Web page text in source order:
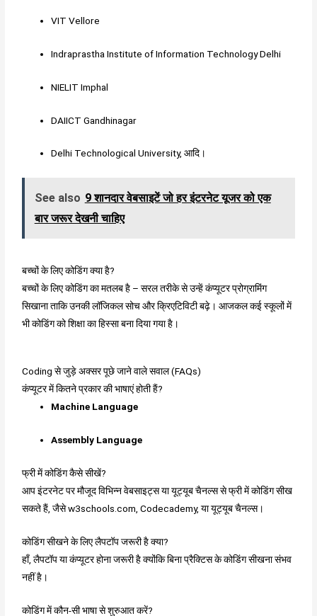
VIT Vellore
Indraprastha Institute of Information Technology Delhi
NIELIT Imphal
DAIICT Gandhinagar
Delhi Technological University, आदि।
See also 9 शानदार वेबसाइटें जो हर इंटरनेट यूजर को एक
बार जरूर देखनी चाहिए
बच्चों के लिए कोडिंग क्या है?
बच्चों के लिए कोडिंग का मतलब है – सरल तरीके से उन्हें कंप्यूटर प्रोग्रामिंग
सिखाना ताकि उनकी लॉजिकल सोच और क्रिएटिविटी बढ़े। आजकल कई स्कूलों में
भी कोडिंग को शिक्षा का हिस्सा बना दिया गया है।
Coding से जुड़े अक्सर पूछे जाने वाले सवाल (FAQs)
कंप्यूटर में कितने प्रकार की भाषाएं होती हैं?
Machine Language
Assembly Language
फ्री में कोडिंग कैसे सीखें?
आप इंटरनेट पर मौजूद विभिन्न वेबसाइट्स या यूट्यूब चैनल्स से फ्री में कोडिंग सीख
सकते हैं, जैसे w3schools.com, Codecademy, या यूट्यूब चैनल्स।
कोडिंग सीखने के लिए लैपटॉप जरूरी है क्या?
हाँ, लैपटॉप या कंप्यूटर होना जरूरी है क्योंकि बिना प्रैक्टिस के कोडिंग सीखना संभव
नहीं है।
कोडिंग में कौन-सी भाषा से शुरुआत करें?